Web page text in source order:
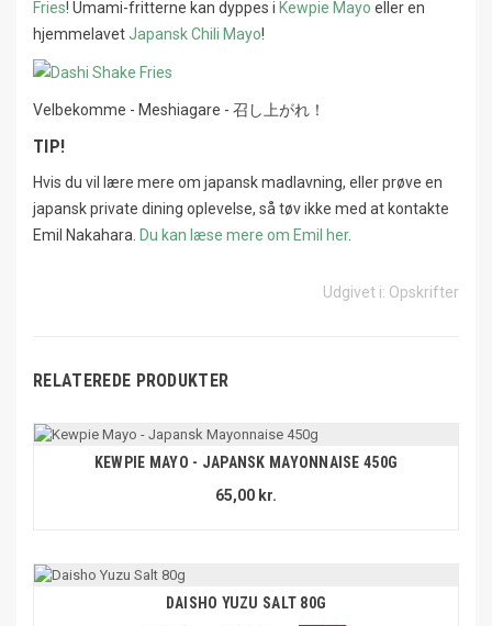
Fries! Umami-fritterne kan dyppes i Kewpie Mayo eller en
hjemmelavetJapansk Chili Mayo!
Velbekomme - Meshiagare - 召し上がれ！
TIP!
Hvis du vil lære mere om japansk madlavning, eller prøve en
japansk private dining oplevelse, så tøv ikke med at kontakte
Emil Nakahara. Du kan læse mere om Emil her.
Udgivet i: Opskrifter
RELATEREDE PRODUKTER
KEWPIE MAYO - JAPANSK MAYONNAISE 450G
65,00 kr.
DAISHO YUZU SALT 80G